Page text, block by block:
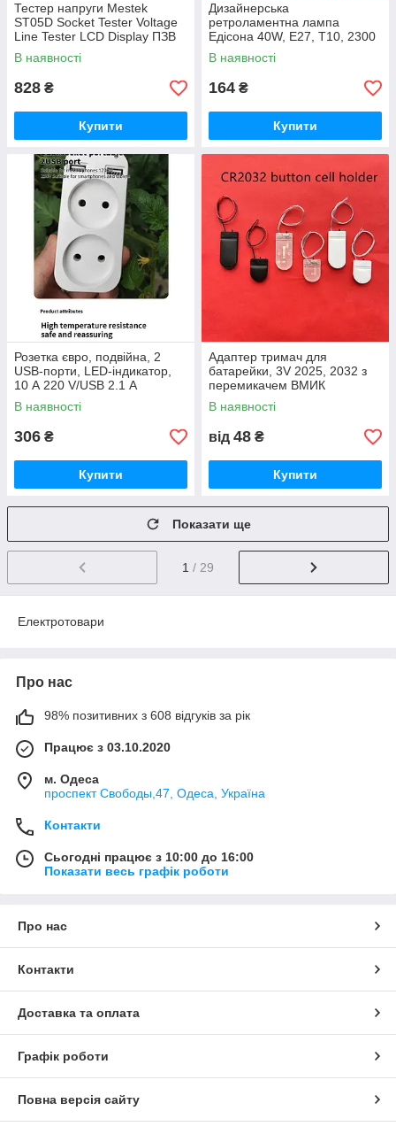
Тестер напруги Mestek
ST05D Socket Tester Voltage
Line Tester LCD Display ПЗВ
30 мА
В наявності
828 ₴
Купити
Дизайнерська
ретроламентна лампа
Едісона 40W, E27, Т10, 2300
K капсульна, спіральна
В наявності
164 ₴
Купити
Розетка євро, подвійна, 2
USB-порти, LED-індикатор,
10 А 220 V/USB 2.1 А
В наявності
306 ₴
Купити
Адаптер тримач для
батарейки, 3V 2025, 2032 з
перемикачем ВМИК
В наявності
від 48 ₴
Купити
Показати ще
1 / 29
Електротовари
Про нас
98% позитивних з 608 відгуків за рік
Працює з 03.10.2020
м. Одеса
проспект Свободы,47, Одеса, Україна
Контакти
Сьогодні працює з 10:00 до 16:00
Показати весь графік роботи
Про нас
Контакти
Доставка та оплата
Графік роботи
Повна версія сайту